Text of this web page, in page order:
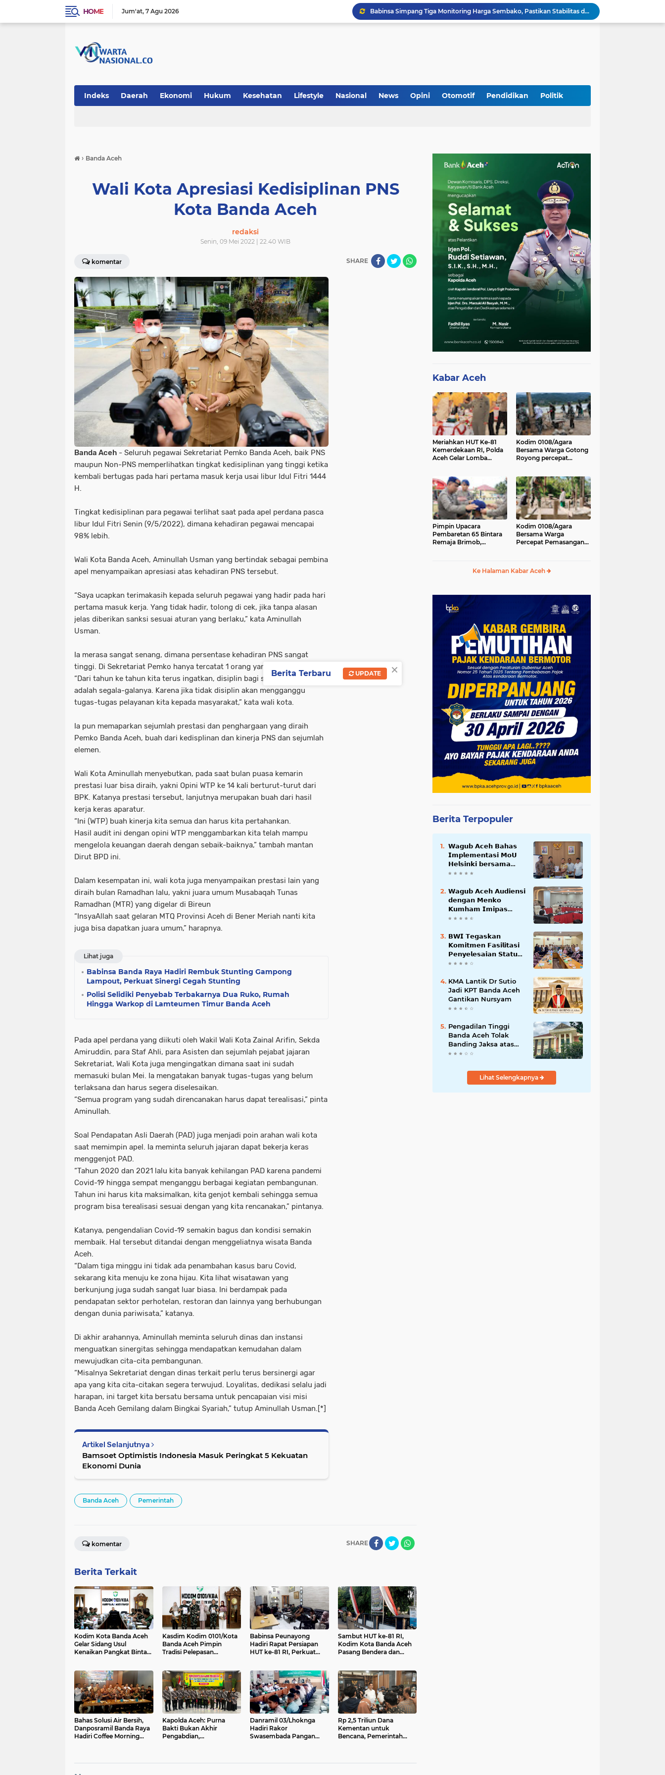
HOME Jum'at 7 Agu 2026
Babinsa Simpang Tiga Monitoring Harga Sembako, Pastikan Stabilitas dan Ketersediaan Bahan Pokok
Babinsa Lembah Seulawah Perkuat Sinergi dengan Tenaga Pendidik, Tekankan Pencegahan Kenakalan Remaja dan Bahaya Narkoba
Rp 2,5 Triliun Dana Kementan untuk Bencana, Pemerintah Aceh kelola Rp 9,7 M
Indeks Daerah Ekonomi Hukum Kesehatan Lifestyle Nasional News Opini Otomotif Pendidikan Politik
› Banda Aceh
Wali Kota Apresiasi Kedisiplinan PNS
Kota Banda Aceh
redaksi
Senin, 09 Mei 2022 | 22.40 WIB
komentar SHARE
Banda Aceh - Seluruh pegawai Sekretariat Pemko Banda Aceh, baik PNS
maupun Non-PNS memperlihatkan tingkat kedisiplinan yang tinggi ketika
kembali bertugas pada hari pertama masuk kerja usai libur Idul Fitri 1444
H.
Tingkat kedisiplinan para pegawai terlihat saat pada apel perdana pasca
libur Idul Fitri Senin (9/5/2022), dimana kehadiran pegawai mencapai
98% lebih.
Wali Kota Banda Aceh, Aminullah Usman yang bertindak sebagai pembina
apel menyampaikan apresiasi atas kehadiran PNS tersebut.
“Saya ucapkan terimakasih kepada seluruh pegawai yang hadir pada hari
pertama masuk kerja. Yang tidak hadir, tolong di cek, jika tanpa alasan
jelas diberikan sanksi sesuai aturan yang berlaku,” kata Aminullah
Usman.
Ia merasa sangat senang, dimana persentase kehadiran PNS sangat
tinggi. Di Sekretariat Pemko hanya tercatat 1 orang yang tidak hadir.
“Dari tahun ke tahun kita terus ingatkan, disiplin bagi seorang PNS
adalah segala-galanya. Karena jika tidak disiplin akan mengganggu
tugas-tugas pelayanan kita kepada masyarakat,” kata wali kota.
Ia pun memaparkan sejumlah prestasi dan penghargaan yang diraih
Pemko Banda Aceh, buah dari kedisplinan dan kinerja PNS dan sejumlah
elemen.
Wali Kota Aminullah menyebutkan, pada saat bulan puasa kemarin
prestasi luar bisa diraih, yakni Opini WTP ke 14 kali berturut-turut dari
BPK. Katanya prestasi tersebut, lanjutnya merupakan buah dari hasil
kerja keras aparatur.
“Ini (WTP) buah kinerja kita semua dan harus kita pertahankan.
Hasil audit ini dengan opini WTP menggambarkan kita telah mampu
mengelola keuangan daerah dengan sebaik-baiknya,” tambah mantan
Dirut BPD ini.
Dalam kesempatan ini, wali kota juga menyampaikan prestasi lain yang
diraih bulan Ramadhan lalu, yakni juara umum Musabaqah Tunas
Ramadhan (MTR) yang digelar di Bireun
“InsyaAllah saat gelaran MTQ Provinsi Aceh di Bener Meriah nanti kita
juga bisa dapatkan juara umum,” harapnya.
Lihat juga
Babinsa Banda Raya Hadiri Rembuk Stunting Gampong
Lampout, Perkuat Sinergi Cegah Stunting
Polisi Selidiki Penyebab Terbakarnya Dua Ruko, Rumah
Hingga Warkop di Lamteumen Timur Banda Aceh
Pada apel perdana yang diikuti oleh Wakil Wali Kota Zainal Arifin, Sekda
Amiruddin, para Staf Ahli, para Asisten dan sejumlah pejabat jajaran
Sekretariat, Wali Kota juga mengingatkan dimana saat ini sudah
memasuki bulan Mei. Ia mengatakan banyak tugas-tugas yang belum
terlaksana dan harus segera diselesaikan.
“Semua program yang sudah direncanakan harus dapat terealisasi,” pinta
Aminullah.
Soal Pendapatan Asli Daerah (PAD) juga menjadi poin arahan wali kota
saat memimpin apel. Ia meminta seluruh jajaran dapat bekerja keras
menggenjot PAD.
“Tahun 2020 dan 2021 lalu kita banyak kehilangan PAD karena pandemi
Covid-19 hingga sempat menganggu berbagai kegiatan pembangunan.
Tahun ini harus kita maksimalkan, kita genjot kembali sehingga semua
program bisa terealisasi sesuai dengan yang kita rencanakan,” pintanya.
Katanya, pengendalian Covid-19 semakin bagus dan kondisi semakin
membaik. Hal tersebut ditandai dengan menggeliatnya wisata Banda
Aceh.
“Dalam tiga minggu ini tidak ada penambahan kasus baru Covid,
sekarang kita menuju ke zona hijau. Kita lihat wisatawan yang
berkunjung juga sudah sangat luar biasa. Ini berdampak pada
pendapatan sektor perhotelan, restoran dan lainnya yang berhubungan
dengan dunia pariwisata,” katanya.
Di akhir arahannya, Aminullah meminta seluruh dinas dan instansi
menguatkan sinergitas sehingga mendapatkan kemudahan dalam
mewujudkan cita-cita pembangunan.
“Misalnya Sekretariat dengan dinas terkait perlu terus bersinergi agar
apa yang kita cita-citakan segera terwujud. Loyalitas, dedikasi selalu jadi
harapan, ini target kita bersatu bersama untuk pencapaian visi misi
Banda Aceh Gemilang dalam Bingkai Syariah,” tutup Aminullah Usman.[*]
Artikel Selanjutnya
Bamsoet Optimistis Indonesia Masuk Peringkat 5 Kekuatan
Ekonomi Dunia
Banda Aceh Pemerintah
SHARE
komentar
Berita Terkait
Kodim Kota Banda Aceh
Gelar Sidang Usul
Kenaikan Pangkat Bintara
Kasdim Kodim 0101/Kota
Banda Aceh Pimpin
Tradisi Pelepasan
Babinsa Peunayong
Hadiri Rapat Persiapan
HUT ke-81 RI, Perkuat
Sambut HUT ke-81 RI,
Kodim Kota Banda Aceh
Pasang Bendera dan
Bahas Solusi Air Bersih,
Danposramil Banda Raya
Hadiri Coffee Morning
Kapolda Aceh: Purna
Bakti Bukan Akhir
Pengabdian,
Danramil 03/Lhoknga
Hadiri Rakor
Swasembada Pangan
Rp 2,5 Triliun Dana
Kementan untuk
Bencana, Pemerintah
Kabar Aceh
Meriahkan HUT Ke-81
Kemerdekaan RI, Polda
Aceh Gelar Lomba
Kodim 0108/Agara
Bersama Warga Gotong
Royong percepat
Desa Gulo Aceh
Tenggara
Pimpin Upacara
Pembaretan 65 Bintara
Remaja Brimob,
Kodim 0108/Agara
Bersama Warga
Percepat Pemasangan
Ke Halaman Kabar Aceh
Berita Terpopuler
𝗪𝗮𝗴𝘂𝗯 𝗔𝗰𝗲𝗵 𝗕𝗮𝗵𝗮𝘀
𝗜𝗺𝗽𝗹𝗲𝗺𝗲𝗻𝘁𝗮𝘀𝗶 𝗠𝗼𝗨
𝗛𝗲𝗹𝘀𝗶𝗻𝗸𝗶 𝗯𝗲𝗿𝘀𝗮𝗺𝗮
𝗦𝗲𝗸𝗿𝗲𝘁𝗮𝗿𝗶𝗮𝘁 𝗡𝗲𝗴𝗮𝗿𝗮
𝗪𝗮𝗴𝘂𝗯 𝗔𝗰𝗲𝗵 𝗔𝘂𝗱𝗶𝗲𝗻𝘀𝗶
𝗱𝗲𝗻𝗴𝗮𝗻 𝗠𝗲𝗻𝗸𝗼
𝗞𝘂𝗺𝗵𝗮𝗺 𝗜𝗺𝗶𝗽𝗮𝘀
𝗧𝗲𝗿𝗸𝗮𝗶𝘁 𝗦𝘁𝗮𝘁𝘂𝘀 𝗪𝗮𝗸𝗮𝗳
𝗕𝗪𝗜 𝗧𝗲𝗴𝗮𝘀𝗸𝗮𝗻
𝗞𝗼𝗺𝗶𝘁𝗺𝗲𝗻 𝗙𝗮𝘀𝗶𝗹𝗶𝘁𝗮𝘀𝗶
𝗣𝗲𝗻𝘆𝗲𝗹𝗲𝘀𝗮𝗶𝗮𝗻 𝗦𝘁𝗮𝘁𝘂𝘀
𝗪𝗮𝗸𝗮𝗳 𝗕𝗹𝗮𝗻𝗴 𝗣𝗮𝗱𝗮𝗻𝗴
KMA Lantik Dr Sutio
Jadi KPT Banda Aceh
Gantikan Nursyam
Pengadilan Tinggi
Banda Aceh Tolak
Banding Jaksa atas
Putusan Bebas Kasus
Lihat Selengkapnya
×
Berita Terbaru UPDATE